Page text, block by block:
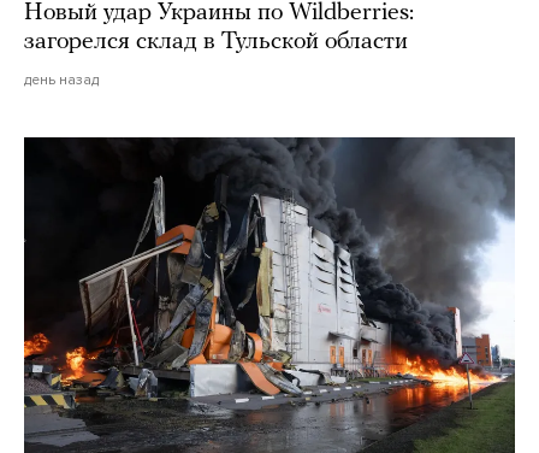
Новый удар Украины по Wildberries:
загорелся склад в Тульской области
день назад